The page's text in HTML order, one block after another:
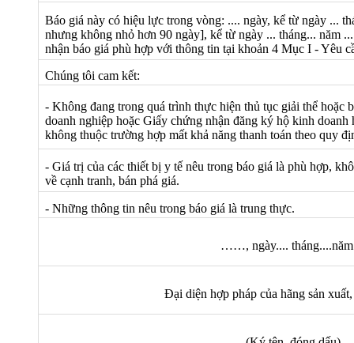
Báo giá này có hiệu lực trong vòng: .... ngày, kể từ ngày ...
nhưng không nhỏ hơn 90 ngày], kể từ ngày ... tháng... năm
nhận báo giá phù hợp với thông tin tại khoản 4 Mục I - Yêu
Chúng tôi cam kết:
- Không đang trong quá trình thực hiện thủ tục giải thể hoặc
doanh nghiệp hoặc Giấy chứng nhận đăng ký hộ kinh
không thuộc trường hợp mất khả năng thanh toán theo quy
- Giá trị của các thiết bị y tế nêu trong báo giá là phù hợp,
về cạnh tranh, bán phá giá.
- Những thông tin nêu trong báo giá là trung thực.
……, ngày....
Đại diện hợp pháp của hãng sản